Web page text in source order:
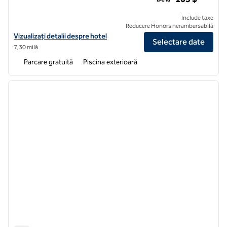
Vizualizați detaliile hotelului pentru Hilton Garden Inn DFW Airport
Vizualizați detalii despre hotel
7,30 milă
Include taxe
Reducere Honors nerambursabilă
Selectare date
Parcare gratuită Piscina exterioară
1 din 12